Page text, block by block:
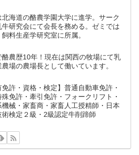
北海道の酪農学園大学に進学。サーク
牛研究会にて会長を務める。ゼミでは
料生産学研究室に所属。
酪農歴10年！現在は関西の牧場にて乳
農場の農場長として働いています。
免許・資格・検定】普通自動車免許・
殊免許・牽引免許・フォークリフト・
機械・家畜商・家畜人工授精師・日本
術検定２級・2級認定牛削蹄師